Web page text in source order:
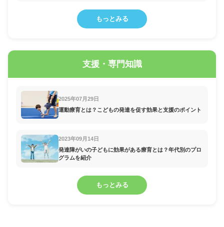
もっとみる
支援・専門知識
2025年07月29日
運動療育とは？こどもの発達を促す効果と支援のポイント
2023年09月14日
発達障がいの子どもに効果がある療育とは？年代別のプロ
グラムを紹介
もっとみる